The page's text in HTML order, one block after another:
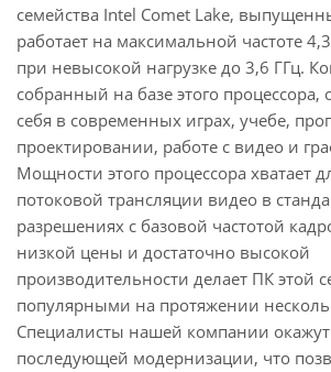
семейства Intel Comet Lake,
работает на максимальной частоте
при невысокой нагрузке до 3,6 ГГц.
собранный на базе этого процессора,
себя в современных играх, учебе,
проектировании, работе с видео и
Мощности этого процессора хватает
потоковой трансляции видео в
разрешениях с базовой частотой
низкой цены и достаточно высокой
производительности делает ПК этой
популярными на протяжении
Специалисты нашей компании окажут
последующей модернизации, что